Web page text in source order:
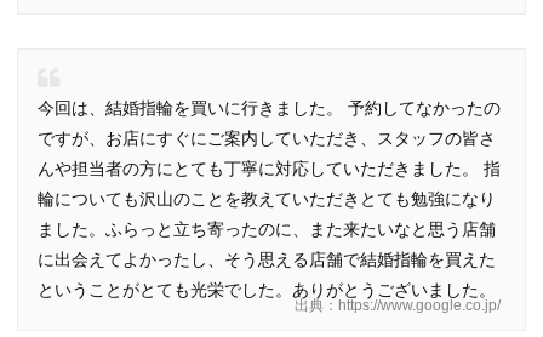
今回は、結婚指輪を買いに行きました。 予約してなかったの
ですが、お店にすぐにご案内していただき、スタッフの皆さ
んや担当者の方にとても丁寧に対応していただきました。 指
輪についても沢山のことを教えていただきとても勉強になり
ました。ふらっと立ち寄ったのに、また来たいなと思う店舗
に出会えてよかったし、そう思える店舗で結婚指輪を買えた
ということがとても光栄でした。ありがとうございました。
出典：https://www.google.co.jp/